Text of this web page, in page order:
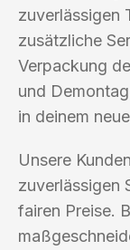
zuverlässigen
zusätzliche
Verpackung
und
in deinem
Unsere
zuverlässigen
fairen Preise.